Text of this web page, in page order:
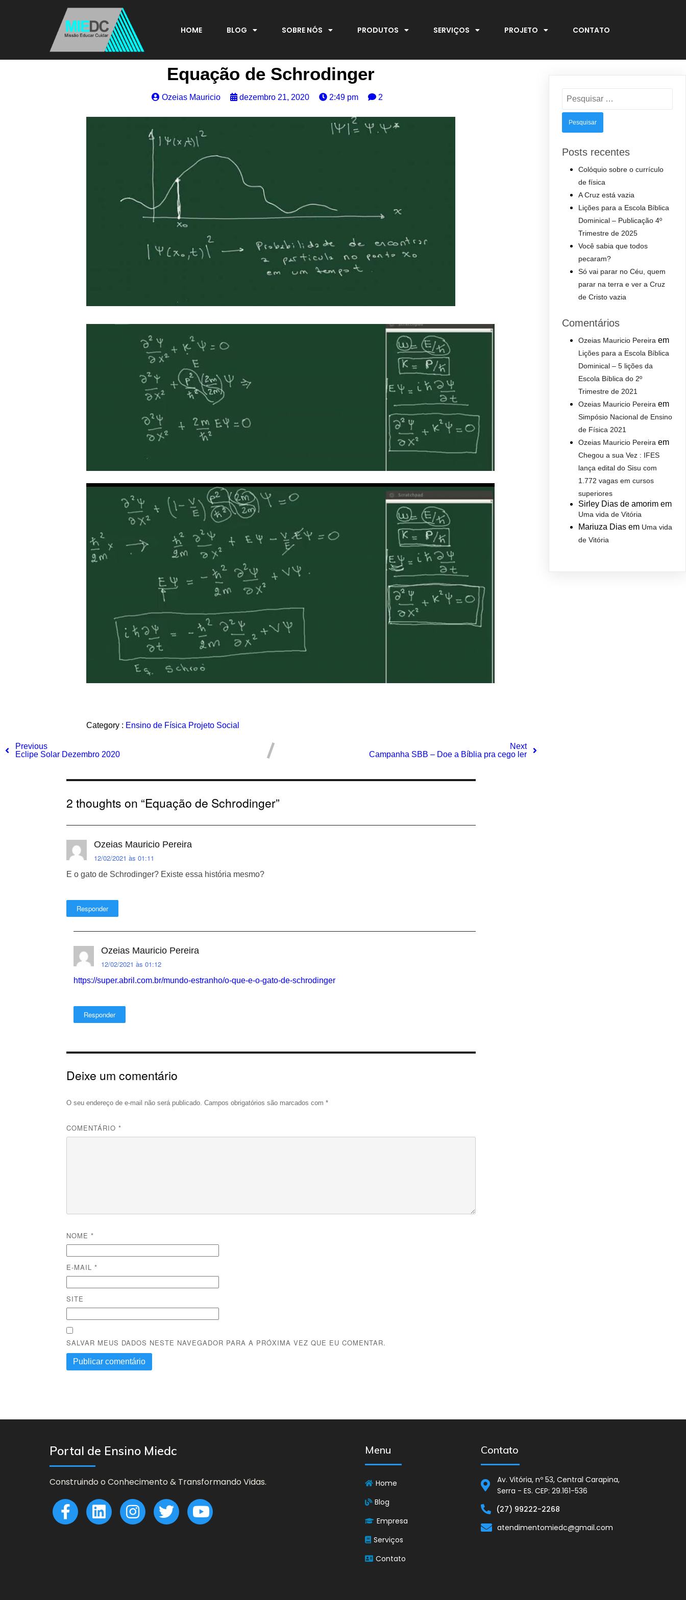
HOME BLOG SOBRE NÓS PRODUTOS SERVIÇOS PROJETO CONTATO
Equação de Schrodinger
Ozeias Mauricio dezembro 21, 2020 2:49 pm 2
Category : Ensino de Física Projeto Social
Previous
Eclipe Solar Dezembro 2020
Next
Campanha SBB – Doe a Bíblia pra cego ler
2 thoughts on “Equação de Schrodinger”
Ozeias Mauricio Pereira
12/02/2021 às 01:11
E o gato de Schrodinger? Existe essa história mesmo?
Responder
Ozeias Mauricio Pereira
12/02/2021 às 01:12
https://super.abril.com.br/mundo-estranho/o-que-e-o-gato-de-schrodinger
Responder
Deixe um comentário
O seu endereço de e-mail não será publicado. Campos obrigatórios são marcados com*
COMENTÁRIO*
NOME*
E-MAIL*
SITE
SALVAR MEUS DADOS NESTE NAVEGADOR PARA A PRÓXIMA VEZ QUE EU COMENTAR.
por:
Posts recentes
Colóquio sobre o currículo
de física
A Cruz está vazia
Lições para a Escola Bíblica
Dominical – Publicação 4º
Trimestre de 2025
Você sabia que todos
pecaram?
Só vai parar no Céu, quem
parar na terra e ver a Cruz
de Cristo vazia
Comentários
Ozeias Mauricio Pereira em
Lições para a Escola Bíblica
Dominical – 5 lições da
Escola Bíblica do 2º
Trimestre de 2021
Ozeias Mauricio Pereira em
Simpósio Nacional de Ensino
de Física 2021
Ozeias Mauricio Pereira em
Chegou a sua Vez : IFES
lança edital do Sisu com
1.772 vagas em cursos
superiores
Sirley Dias de amorim em
Uma vida de Vitória
Mariuza Dias em Uma vida
de Vitória
Portal de Ensino Miedc
Construindo o Conhecimento & Transformando Vidas.
Menu
Home
Blog
Empresa
Serviços
Contato
Contato
Av. Vitória, nº 53, Central Carapina,
Serra - ES. CEP: 29.161-536
(27) 99222-2268
atendimentomiedc@gmail.com